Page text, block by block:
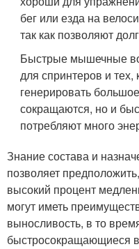
бег или езда на
так как позволяют
Быстрые мышечные
для спринтеров и
генерировать
сокращаются, но и
потребляют много
Знание состава и
позволяет
высокий процент
могут иметь
выносливость, в то
быстросокращающиеся